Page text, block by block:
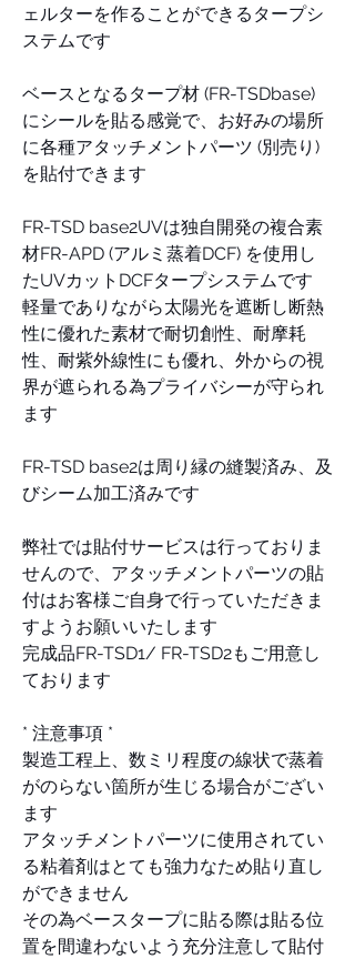
ェルターを作ることができるタープシ
ステムです
ベースとなるタープ材 (FR-TSDbase)
にシールを貼る感覚で、お好みの場所
に各種アタッチメントパーツ (別売り)
を貼付できます
FR-TSD base2UVは独自開発の複合素
材FR-APD (アルミ蒸着DCF) を使用し
たUVカットDCFタープシステムです
軽量でありながら太陽光を遮断し断熱
性に優れた素材で耐切創性、耐摩耗
性、耐紫外線性にも優れ、外からの視
界が遮られる為プライバシーが守られ
ます
FR-TSD base2は周り縁の縫製済み、及
びシーム加工済みです
弊社では貼付サービスは行っておりま
せんので、アタッチメントパーツの貼
付はお客様ご自身で行っていただきま
すようお願いいたします
完成品FR-TSD1/ FR-TSD2もご用意し
ております
* 注意事項 *
製造工程上、数ミリ程度の線状で蒸着
がのらない箇所が生じる場合がござい
ます
アタッチメントパーツに使用されてい
る粘着剤はとても強力なため貼り直し
ができません
その為ベースタープに貼る際は貼る位
置を間違わないよう充分注意して貼付